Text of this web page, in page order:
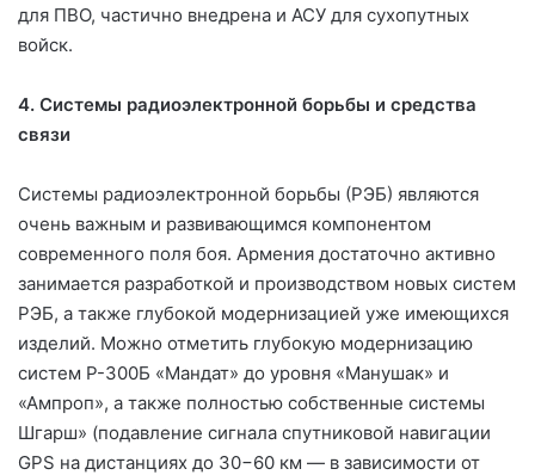
для ПВО, частично внедрена и АСУ для сухопутных
войск.
4. Системы радиоэлектронной борьбы и средства
связи
Системы радиоэлектронной борьбы (РЭБ) являются
очень важным и развивающимся компонентом
современного поля боя. Армения достаточно активно
занимается разработкой и производством новых систем
РЭБ, а также глубокой модернизацией уже имеющихся
изделий. Можно отметить глубокую модернизацию
систем Р-300Б «Мандат» до уровня «Манушак» и
«Ампроп», а также полностью собственные системы
Шгарш» (подавление сигнала спутниковой навигации
GPS на дистанциях до 30−60 км — в зависимости от